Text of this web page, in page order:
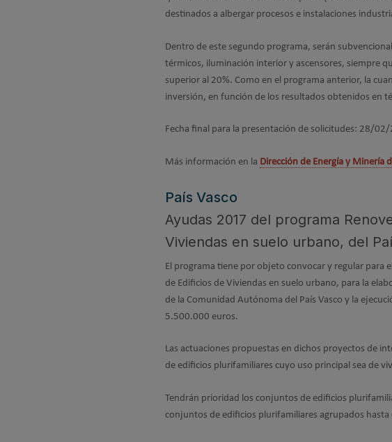
destinados a albergar procesos e instalaciones
Dentro de este segundo programa, serán
térmicos, iluminación interior y ascensores, siempre
superior al 20%. Como en el programa anterior, la
inversión, en función de los resultados obtenidos en
Fecha final para la presentación de solicitudes: 28/
Más información en la Dirección de Energía y Minería
País Vasco
Ayudas 2017 del programa
Viviendas en suelo urbano, del
El programa tiene por objeto convocar y regular para
de Edificios de Viviendas en suelo urbano, para la
de la Comunidad Autónoma del País Vasco y la
5.500.000 euros.
Las actuaciones propuestas en dichos proyectos de
de edificios plurifamiliares cuyo uso principal sea de
Tendrán prioridad los conjuntos de edificios
conjuntos de edificios plurifamiliares agrupados